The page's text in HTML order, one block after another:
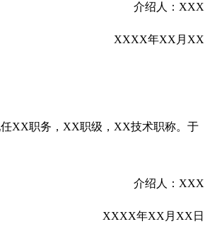
介绍人：XXX
XXXX年XX月XX
XX职务，XX职级，XX技术职称。于
介绍人：XXX
XXXX年XX月XX日